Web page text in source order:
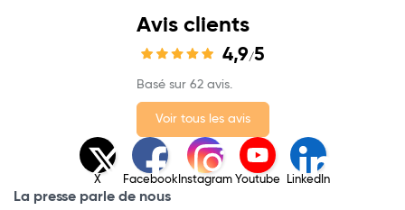
Avis clients
4,9/5
Basé sur 62 avis.
Voir tous les avis
X Facebook Instagram Youtube LinkedIn
La presse parle de nous